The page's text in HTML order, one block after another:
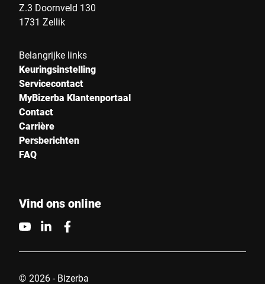
Z.3 Doornveld 130
1731 Zellik
Belangrijke links
Keuringsinstelling
Servicecontact
MyBizerba Klantenportaal
Contact
Carrière
Persberichten
FAQ
Vind ons online
© 2026 - Bizerba